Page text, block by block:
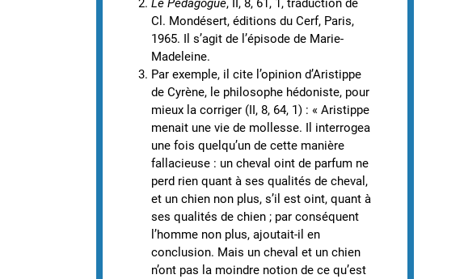
Le Pédagogue, II, 8, 61, 1, traduction de
Cl. Mondésert, éditions du Cerf, Paris,
1965. Il s’agit de l’épisode de Marie-
Madeleine.
Par exemple, il cite l’opinion d’Aristippe
de Cyrène, le philosophe hédoniste, pour
mieux la corriger (II, 8, 64, 1) : « Aristippe
menait une vie de mollesse. Il interrogea
une fois quelqu’un de cette manière
fallacieuse : un cheval oint de parfum ne
perd rien quant à ses qualités de cheval,
et un chien non plus, s’il est oint, quant à
ses qualités de chien ; par conséquent
l’homme non plus, ajoutait-il en
conclusion. Mais un cheval et un chien
n’ont pas la moindre notion de ce qu’est